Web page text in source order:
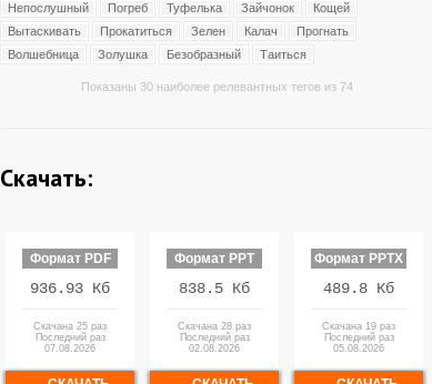
Непослушный
Погреб Туфелька Зайчонок
Кощей
Вытаскивать
Прокатиться Зелен Калач
Прогнать
Волшебница
Золушка Безобразный Таиться
Показаны 30 наиболее релевантных тегов из 74
Скачать:
Формат PDF
936.93 Кб
Скачана 25 раз
Последний раз
07.08.2026
Формат PPT
838.5 Кб
Скачана 28 раз
Последний раз
02.08.2026
Формат PPTX
489.8 Кб
Скачана 19 раз
Последний раз
05.08.2026